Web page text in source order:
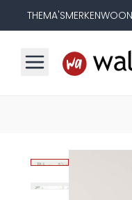
THEMA'SMERKEN